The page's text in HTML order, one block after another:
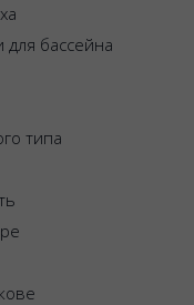
для бассейна
типа